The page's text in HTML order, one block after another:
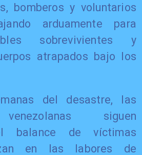
bomberos y voluntarios
arduamente para
sobrevivientes y
atrapados bajo los
del desastre, las
siguen
balance de víctimas
en las labores de